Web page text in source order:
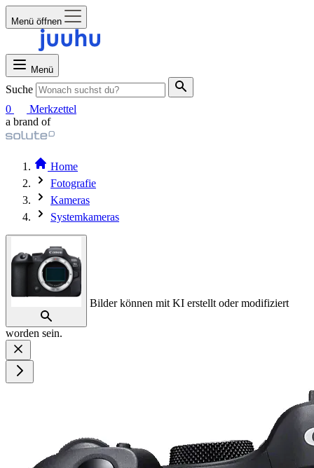
Menü öffnen
Menü
Suche
0
Merkzettel
a brand of
Home
Fotografie
Kameras
Systemkameras
Bilder können mit KI erstellt oder modifiziert
worden sein.